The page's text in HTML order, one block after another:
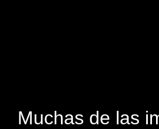
Muchas de las